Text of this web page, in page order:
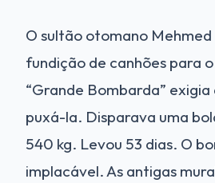
O sultão otomano
fundição de canhões para
“Grande Bombarda”
puxá-la. Disparava uma
540 kg. Levou 53 dias. O
implacável. As antigas